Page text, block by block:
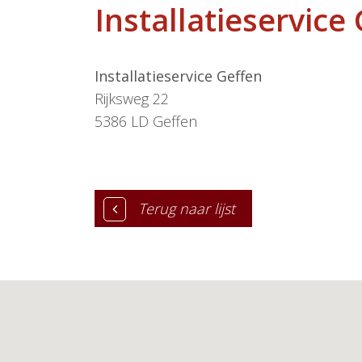
Installatieservice
Installatieservice Geffen
Rijksweg 22
5386 LD Geffen
Terug naar lijst